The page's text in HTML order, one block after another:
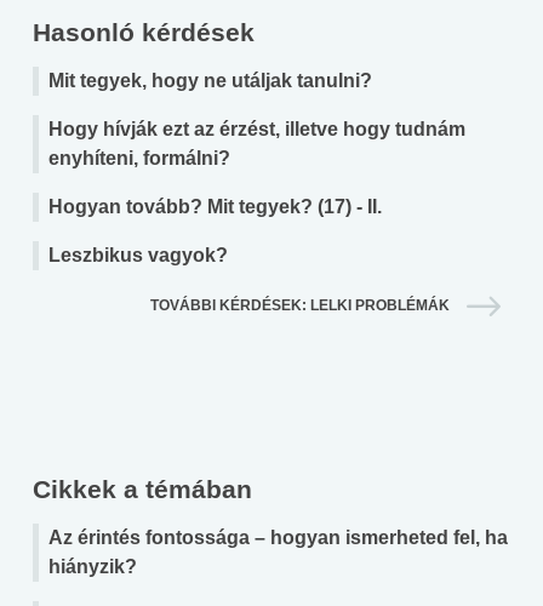
Hasonló kérdések
Mit tegyek, hogy ne utáljak tanulni?
Hogy hívják ezt az érzést, illetve hogy tudnám
enyhíteni, formálni?
Hogyan tovább? Mit tegyek? (17) - II.
Leszbikus vagyok?
TOVÁBBI KÉRDÉSEK: LELKI PROBLÉMÁK
Cikkek a témában
Az érintés fontossága – hogyan ismerheted fel, ha
hiányzik?